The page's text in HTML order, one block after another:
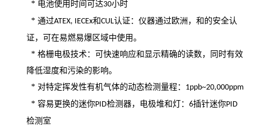
* 电池使用时间可达30小时
* 通过ATEX, IECEx和CUL认证：仪器通过欧洲，和的安全认
证，可在易燃易爆区域中使用。
* 格栅电极技术：可快速响应和显示精确的读数，同时有效
降低湿度和污染的影响。
* 对特定挥发性有机气体的动态检测量程： 1ppb~20,000ppm
* 容易更换的迷你PID检测器，电极堆和灯： 6插针迷你PID
检测室